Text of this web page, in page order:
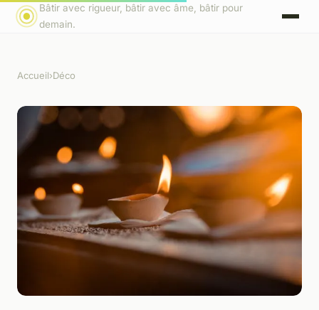
Bâtir avec rigueur, bâtir avec âme, bâtir pour
demain.
Accueil›Déco